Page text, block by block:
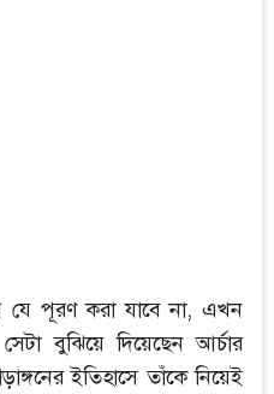
যে পূরণ করা যাবে না, এখন
বুঝিয়ে দিয়েছেন আর্চার
ইতিহাসে তাঁকে নিয়েই